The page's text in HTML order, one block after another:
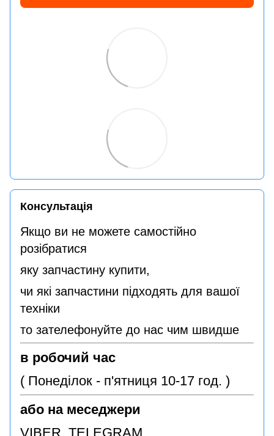
Консультація
Якщо ви не можете самостійно
розібратися
яку запчастину купити,
чи які запчастини підходять для вашої
техніки
то зателефонуйте до нас чим швидше
в робочий час
( Понеділок - п'ятниця 10-17 год. )
або на меседжери
VIBER TELEGRAM